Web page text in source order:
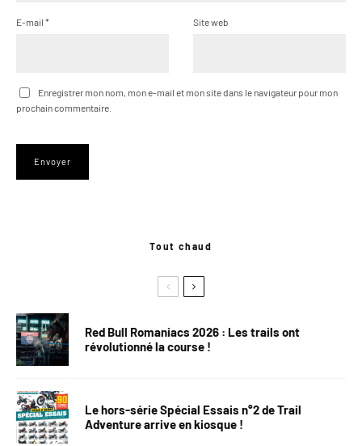
E-mail * Site web
Enregistrer mon nom, mon e-mail et mon site dans le navigateur pour mon
prochain commentaire.
Tout chaud
Red Bull Romaniacs 2026 : Les trails ont
révolutionné la course !
Le hors-série Spécial Essais n°2 de Trail
Adventure arrive en kiosque !